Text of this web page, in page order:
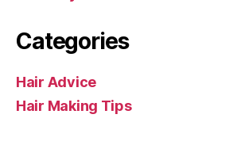
Categories
Hair Advice
Hair Making Tips